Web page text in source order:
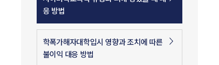
응 방법
학폭가해자대학입시 영향과 조치에 따른
불이익 대응 방법